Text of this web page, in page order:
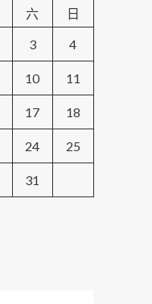
六
日
3 4
10 11
17 18
24 25
31